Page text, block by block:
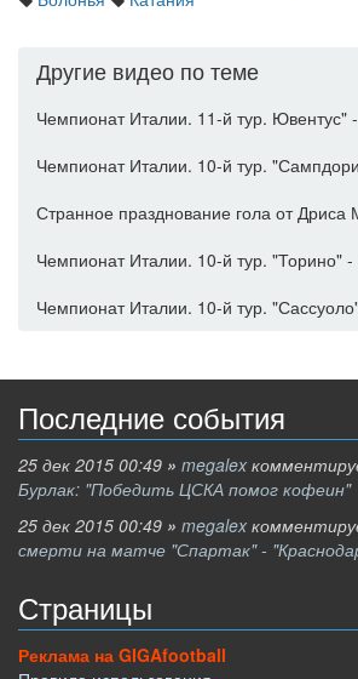
Другие видео по теме
Чемпионат Италии. 11-й тур. Ювентус"
Чемпионат Италии. 10-й тур.
Странное празднование гола от Дриса
Чемпионат Италии. 10-й тур. "Торино"
Чемпионат Италии. 10-й тур.
Последние события
25 дек 2015 00:49 » megalex
Бурлак: "Победить ЦСКА помог кофеин"
25 дек 2015 00:49 » megalex
смерти на матче "Спартак" -
Страницы
Реклама на GIGAfootball